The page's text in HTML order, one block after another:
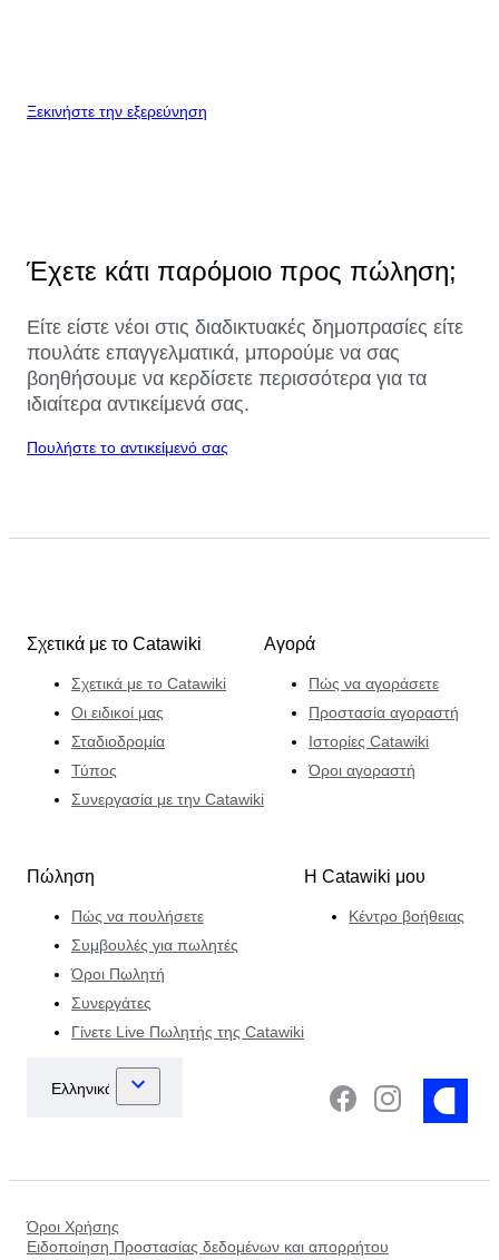
Ξεκινήστε την εξερεύνηση
Έχετε κάτι παρόμοιο προς πώληση;
Είτε είστε νέοι στις διαδικτυακές δημοπρασίες είτε
πουλάτε επαγγελματικά, μπορούμε να σας
βοηθήσουμε να κερδίσετε περισσότερα για τα
ιδιαίτερα αντικείμενά σας.
Πουλήστε το αντικείμενό σας
Σχετικά με το Catawiki
Σχετικά με το Catawiki
Οι ειδικοί μας
Σταδιοδρομία
Τύπος
Συνεργασία με την Catawiki
Αγορά
Πώς να αγοράσετε
Προστασία αγοραστή
Ιστορίες Catawiki
Όροι αγοραστή
Πώληση
Πώς να πουλήσετε
Συμβουλές για πωλητές
Όροι Πωλητή
Συνεργάτες
Γίνετε Live Πωλητής της Catawiki
Η Catawiki μου
Κέντρο βοήθειας
Όροι Χρήσης
Ειδοποίηση Προστασίας δεδομένων και απορρήτου